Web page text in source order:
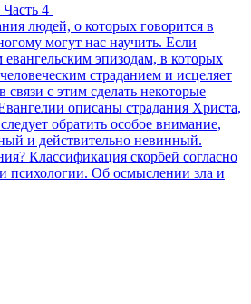
4
людей, о которых говорится в
могут нас научить. Если
евангельским эпизодам, в которых
страданием и исцеляет
с этим сделать некоторые
описаны страдания Христа,
обратить особое внимание,
и действительно невинный.
Классификация скорбей согласно
Об осмыслении зла и